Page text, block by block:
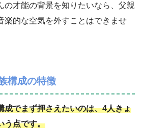
の才能の背景を知りたいなら、父親
楽的な空気を外すことはできませ
構成の特徴
成でまず押さえたいのは、4人きょ
う点です。